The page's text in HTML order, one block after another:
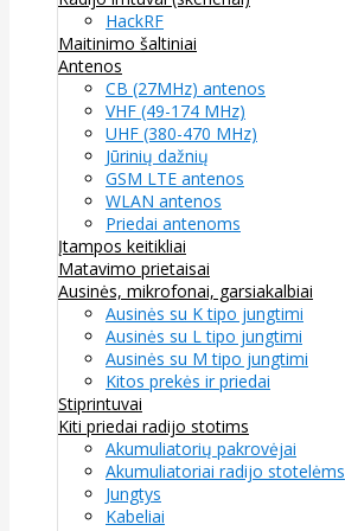
HackRF
Maitinimo šaltiniai
Antenos
CB (27MHz) antenos
VHF (49-174 MHz)
UHF (380-470 MHz)
Jūrinių dažnių
GSM LTE antenos
WLAN antenos
Priedai antenoms
Įtampos keitikliai
Matavimo prietaisai
Ausinės, mikrofonai, garsiakalbiai
Ausinės su K tipo jungtimi
Ausinės su L tipo jungtimi
Ausinės su M tipo jungtimi
Kitos prekės ir priedai
Stiprintuvai
Kiti priedai radijo stotims
Akumuliatorių pakrovėjai
Akumuliatoriai radijo stotelėms
Jungtys
Kabeliai